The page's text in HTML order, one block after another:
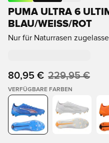
PUMA ULTRA 6
BLAU/WEISS/ROT
Nur für Naturrasen
80,95 € 229,95 €
VERFÜGBARE FARBEN